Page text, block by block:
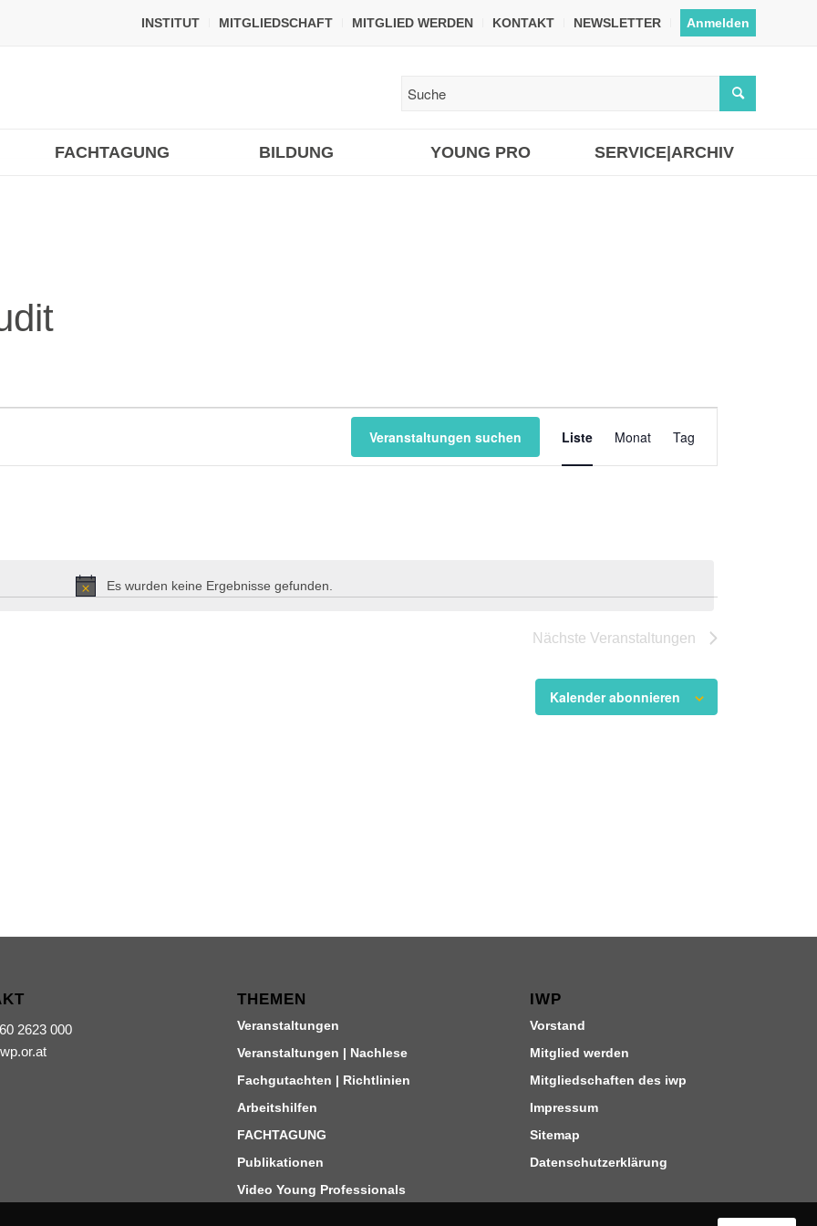
INSTITUT MITGLIEDSCHAFT MITGLIED WERDEN KONTAKT NEWSLETTER Anmelden
FACHTAGUNG BILDUNG YOUNG PRO SERVICE|ARCHIV
Hinweis
Es wurden keine Ergebnisse gefunden.
Veranstaltungen suchen
Ansichten-
Liste Monat Tag
Nächste Veranstaltungen
Kalender abonnieren
2623 000
THEMEN
Veranstaltungen
Veranstaltungen | Nachlese
Fachgutachten | Richtlinien
Arbeitshilfen
FACHTAGUNG
Publikationen
Video Young Professionals
IWP
Vorstand
Mitglied werden
Mitgliedschaften des iwp
Impressum
Sitemap
Datenschutzerklärung